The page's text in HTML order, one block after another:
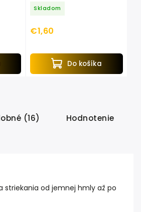
Skladom
€1,60
Do košíka
(16) Hodnotenie
striekania od jemnej hmly až po